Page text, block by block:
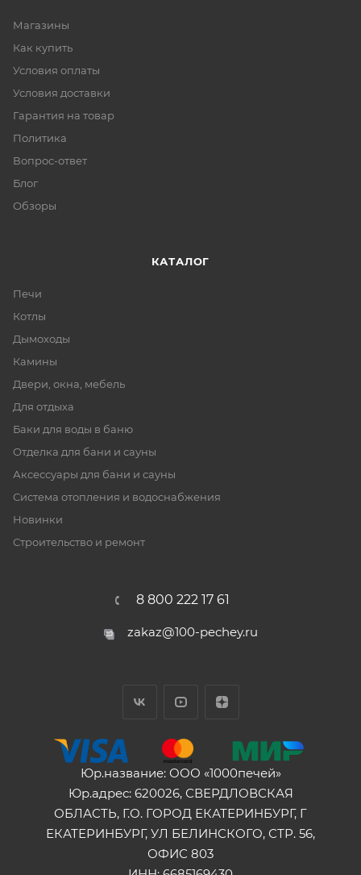
Магазины
Как купить
Условия оплаты
Условия доставки
Гарантия на товар
Политика
Вопрос-ответ
Блог
Обзоры
КАТАЛОГ
Печи
Котлы
Дымоходы
Камины
Двери, окна, мебель
Для отдыха
Баки для воды в баню
Отделка для бани и сауны
Аксессуары для бани и сауны
Система отопления и водоснабжения
Новинки
Строительство и ремонт
8 800 222 17 61
zakaz@100-pechey.ru
Юр.название: ООО «1000печей»
Юр.адрес: 620026, СВЕРДЛОВСКАЯ
ОБЛАСТЬ, Г.О. ГОРОД ЕКАТЕРИНБУРГ, Г
ЕКАТЕРИНБУРГ, УЛ БЕЛИНСКОГО, СТР. 56,
ОФИС 803